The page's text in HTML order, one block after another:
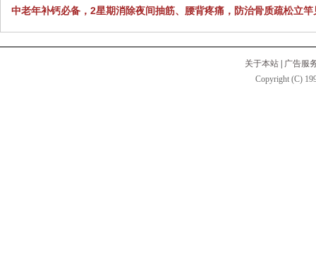
中老年补钙必备，2星期消除夜间抽筋、腰背疼痛，防治骨质疏松立竿
关于本站
广告服
Copyright (C)